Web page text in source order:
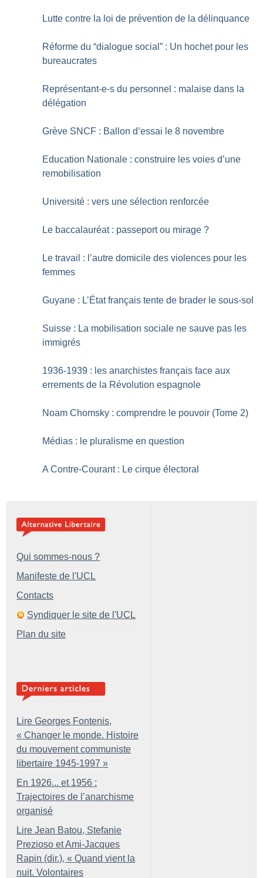
Lutte contre la loi de prévention de la délinquance
Réforme du “dialogue social” : Un hochet pour les
bureaucrates
Représentant-e-s du personnel : malaise dans la
délégation
Grève SNCF : Ballon d’essai le 8 novembre
Education Nationale : construire les voies d’une
remobilisation
Université : vers une sélection renforcée
Le baccalauréat : passeport ou mirage ?
Le travail : l’autre domicile des violences pour les
femmes
Guyane : L’État français tente de brader le sous-sol
Suisse : La mobilisation sociale ne sauve pas les
immigrés
1936-1939 : les anarchistes français face aux
errements de la Révolution espagnole
Noam Chomsky : comprendre le pouvoir (Tome 2)
Médias : le pluralisme en question
A Contre-Courant : Le cirque électoral
Qui sommes-nous ?
Manifeste de l'UCL
Contacts
Syndiquer le site de l'UCL
Plan du site
Lire Georges Fontenis,
« Changer le monde. Histoire
du mouvement communiste
libertaire 1945-1997 »
En 1926... et 1956 :
Trajectoires de l’anarchisme
organisé
Lire Jean Batou, Stefanie
Prezioso et Ami-Jacques
Rapin (dir.), « Quand vient la
nuit. Volontaires